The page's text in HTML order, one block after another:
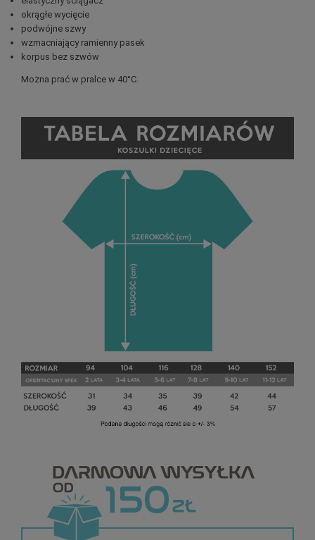
okrągłe wycięcie
podwójne szwy
wzmacniający ramienny pasek
korpus bez szwów
Można prać w pralce w 40°C.